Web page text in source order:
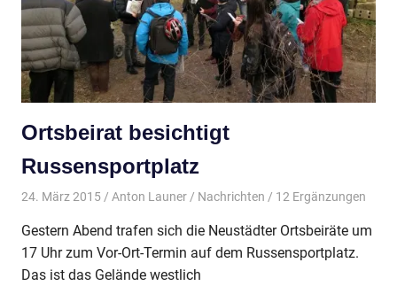
Ortsbeirat besichtigt
Russensportplatz
24. März 2015 Anton Launer Nachrichten / 12 Ergänzungen
Gestern Abend trafen sich die Neustädter Ortsbeiräte um
17 Uhr zum Vor-Ort-Termin auf dem Russensportplatz.
Das ist das Gelände westlich